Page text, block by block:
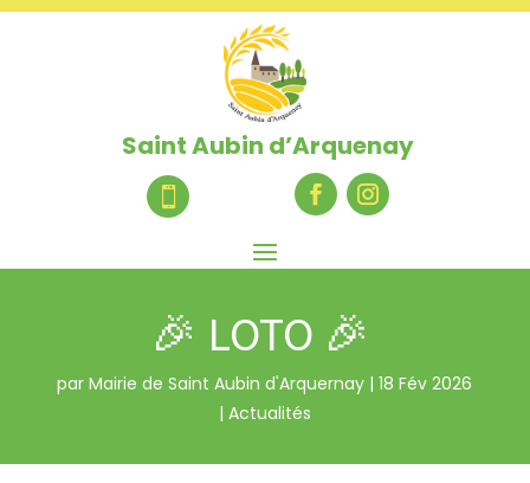
Saint Aubin d’Arquenay

🎉 LOTO 🎉
parMairie de Saint Aubin d'Arquernay |18 Fév 2026
| Actualités